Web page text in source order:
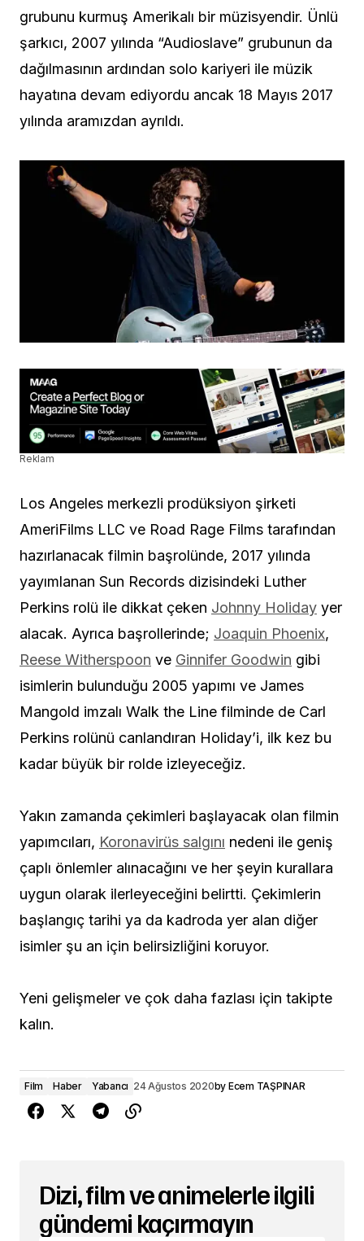
grubunu kurmuş Amerikalı bir müzisyendir. Ünlü
şarkıcı, 2007 yılında “Audioslave” grubunun da
dağılmasının ardından solo kariyeri ile müzik
hayatına devam ediyordu ancak 18 Mayıs 2017
yılında aramızdan ayrıldı.
Reklam
Los Angeles merkezli prodüksiyon şirketi
AmeriFilms LLC ve Road Rage Films tarafından
hazırlanacak filmin başrolünde, 2017 yılında
yayımlanan Sun Records dizisindeki Luther
Perkins rolü ile dikkat çeken Johnny Holiday yer
alacak. Ayrıca başrollerinde; Joaquin Phoenix,
Reese Witherspoon ve Ginnifer Goodwin gibi
isimlerin bulunduğu 2005 yapımı ve James
Mangold imzalı Walk the Line filminde de Carl
Perkins rolünü canlandıran Holiday’i, ilk kez bu
kadar büyük bir rolde izleyeceğiz.
Yakın zamanda çekimleri başlayacak olan filmin
yapımcıları, Koronavirüs salgını nedeni ile geniş
çaplı önlemler alınacağını ve her şeyin kurallara
uygun olarak ilerleyeceğini belirtti. Çekimlerin
başlangıç tarihi ya da kadroda yer alan diğer
isimler şu an için belirsizliğini koruyor.
Yeni gelişmeler ve çok daha fazlası için takipte
kalın.
Film Haber Yabancı 24 Ağustos 2020by Ecem TAŞPINAR
Dizi, film ve animelerle ilgili
gündemi kaçırmayın